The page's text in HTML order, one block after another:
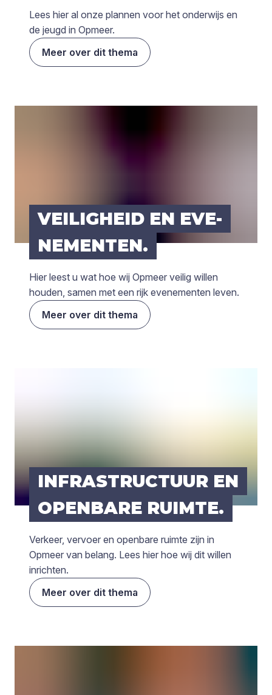
Lees hier al onze plannen voor het onderwijs en
de jeugd in Opmeer.
Meer over dit thema
VEI­LIG­HEID EN EVE­
NE­MEN­TEN.
Hier leest u wat hoe wij Opmeer veilig willen
houden, samen met een rijk evenementen leven.
Meer over dit thema
INFRA­STRUC­TUUR EN
OPEN­BA­RE RUIM­TE.
Verkeer, vervoer en openbare ruimte zijn in
Opmeer van belang. Lees hier hoe wij dit willen
inrichten.
Meer over dit thema